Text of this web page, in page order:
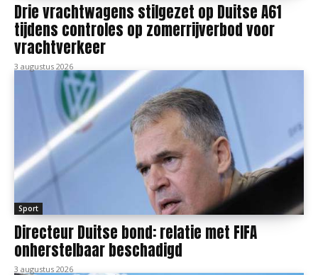
Drie vrachtwagens stilgezet op Duitse A61
tijdens controles op zomerrijverbod voor
vrachtverkeer
3 augustus 2026
Sport
Directeur Duitse bond: relatie met FIFA
onherstelbaar beschadigd
3 augustus 2026